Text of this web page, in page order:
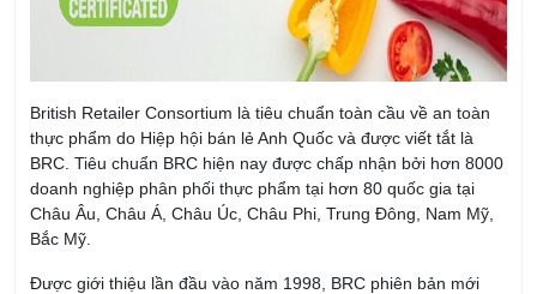
British Retailer Consortium là tiêu chuẩn toàn cầu về an toàn
thực phẩm do Hiệp hội bán lẻ Anh Quốc và được viết tắt là
BRC. Tiêu chuẩn BRC hiện nay được chấp nhận bởi hơn 8000
doanh nghiệp phân phối thực phẩm tại hơn 80 quốc gia tại
Châu Âu, Châu Á, Châu Úc, Châu Phi, Trung Đông, Nam Mỹ,
Bắc Mỹ.
Được giới thiệu lần đầu vào năm 1998, BRC phiên bản mới